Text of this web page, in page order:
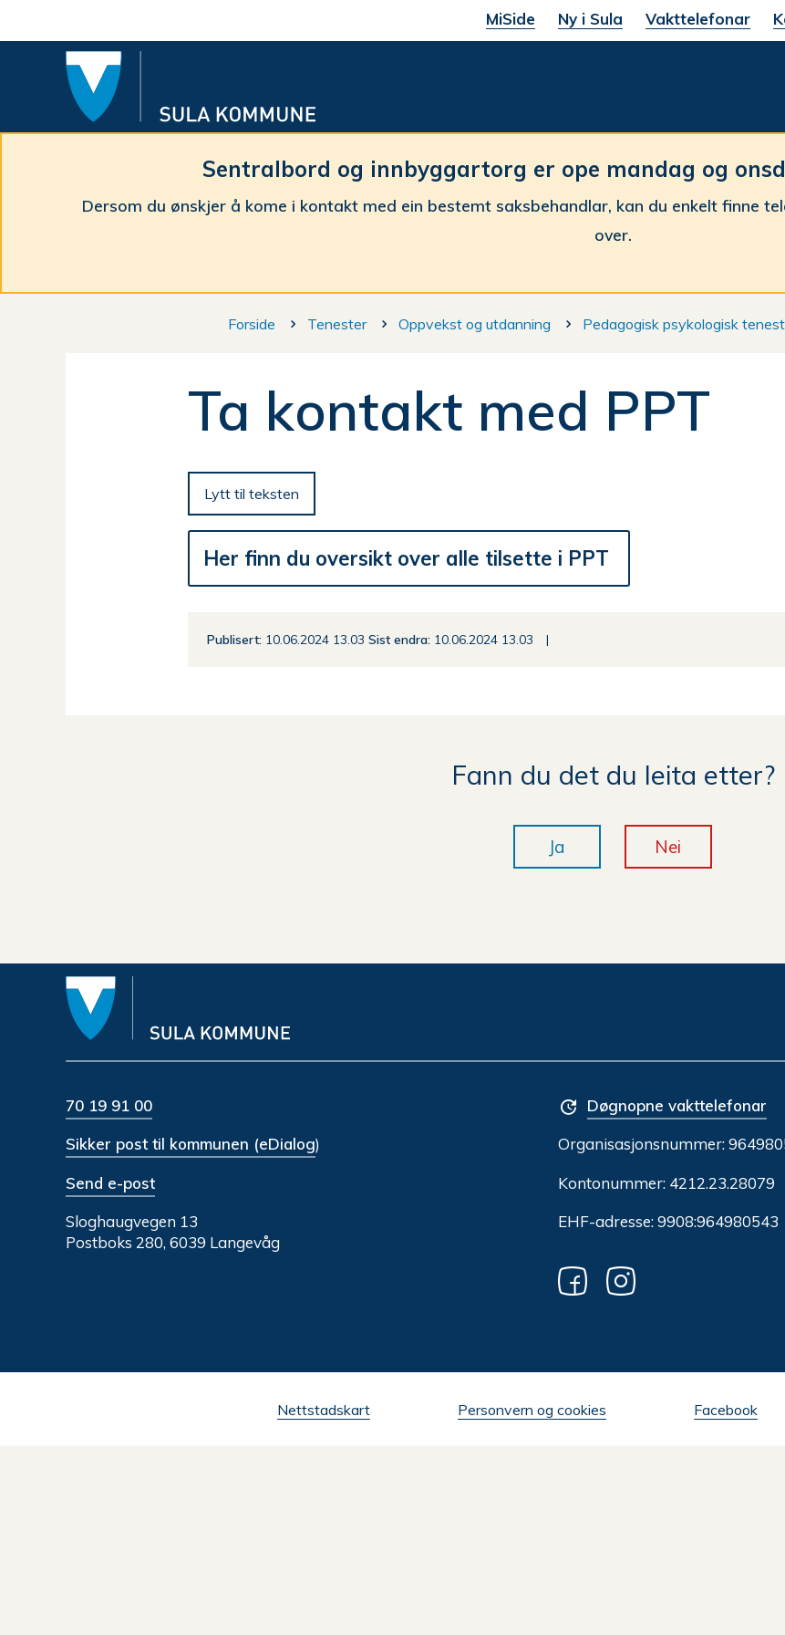
MiSide Ny i Sula Vakttelefonar
kommune
Sentralbord og innbyggartorg er ope mandag og
Dersom du ønskjer å kome i kontakt med ein bestemt saksbehandlar, kan du enkelt finne
over.
Du
her:
Forside Tenester Oppvekst og utdanning Pedagogisk psykologisk
Ta kontakt med PPT
Lytt til teksten
Her finn du oversikt over alle tilsette i PPT
Publisert 10.06.2024 13.03 Sist endra 10.06.2024 13.03
Fann du det du leita etter?
Ja Nei
70 19 91 00
Sikker post til kommunen (eDialog)
Send e-post
Sloghaugvegen 13
Postboks 280, 6039 Langevåg
Døgnopne vakttelefonar
Organisasjonsnummer:
Kontonummer: 4212.23.28079
EHF-adresse: 9908:964980543
Nettstadskart Personvern og cookies Facebook